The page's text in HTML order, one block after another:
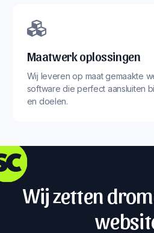
Maatwerk oplossingen
Wij leveren op maat gemaakte
software die perfect aansluiten
en doelen.
Wij zetten